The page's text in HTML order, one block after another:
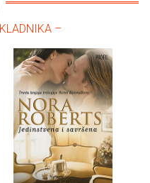
–